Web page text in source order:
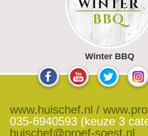
Winter BBQ
www.huischef.nl /
035-6940593 (keuze 3
huischef@proef-soest.nl